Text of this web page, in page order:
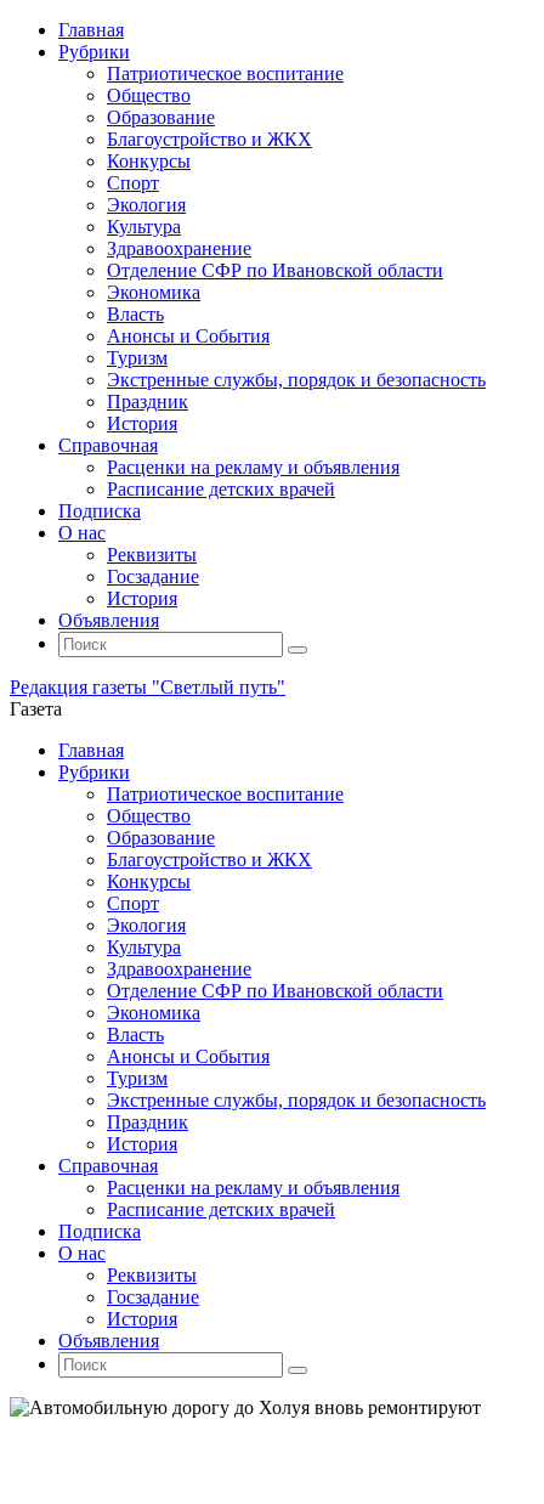
Главная
Рубрики
Патриотическое воспитание
Общество
Образование
Благоустройство и ЖКХ
Конкурсы
Спорт
Экология
Культура
Здравоохранение
Отделение СФР по Ивановской области
Экономика
Власть
Анонсы и События
Туризм
Экстренные службы, порядок и безопасность
Праздник
История
Справочная
Расценки на рекламу и объявления
Расписание детских врачей
Подписка
О нас
Реквизиты
Госзадание
История
Объявления
Поиск
Искать:
Поиск
Редакция газеты "Светлый путь"
Газета
Промотать
содержимому
Главная
Рубрики
Патриотическое воспитание
Общество
Образование
Благоустройство и ЖКХ
Конкурсы
Спорт
Экология
Культура
Здравоохранение
Отделение СФР по Ивановской области
Экономика
Власть
Анонсы и События
Туризм
Экстренные службы, порядок и безопасность
Праздник
История
Справочная
Расценки на рекламу и объявления
Расписание детских врачей
Подписка
О нас
Реквизиты
Госзадание
История
Объявления
Поиск
Искать:
Поиск